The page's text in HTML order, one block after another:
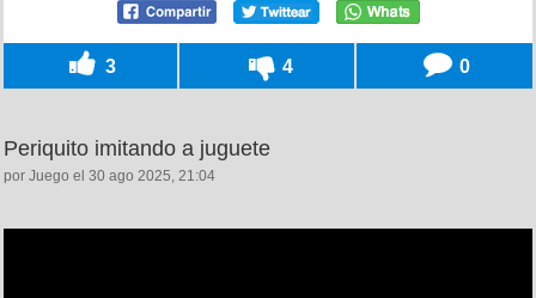
3 4 0
Periquito imitando a juguete
por Juego el 30 ago 2025, 21:04